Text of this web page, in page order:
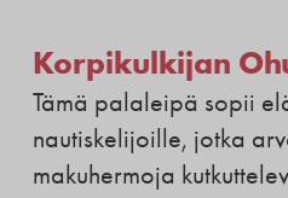
Korpikulkijan
Tämä palaleipä sopii
nautiskelijoille, jotka
makuhermoja